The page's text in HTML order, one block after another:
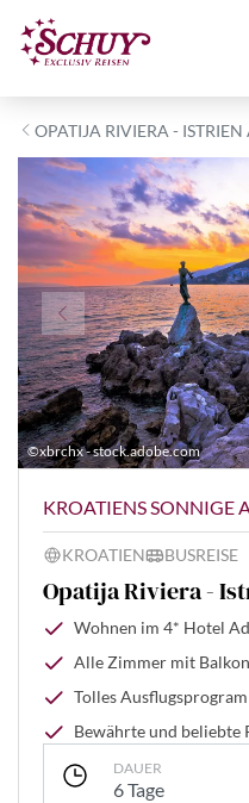
OPATIJA RIVIERA -
©xbrchx - stock.adobe.com
KROATIENS SONNIGE
KROATIEN BUSREISE
Opatija Riviera -
Wohnen im 4* Hotel
Alle Zimmer mit
Tolles
Bewährte und beliebte
DAUER
6 Tage